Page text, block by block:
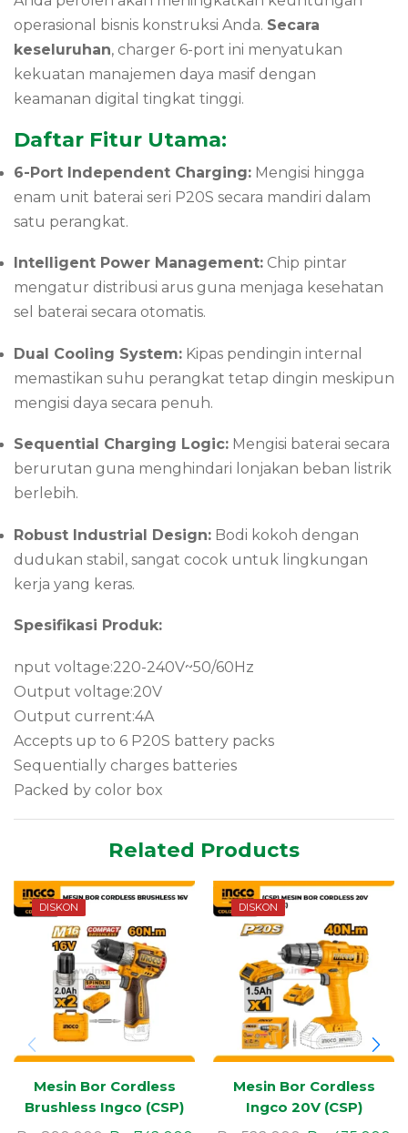
operasional bisnis konstruksi Anda. Secara
keseluruhan, charger 6-port ini menyatukan
kekuatan manajemen daya masif dengan
keamanan digital tingkat tinggi.
Daftar Fitur Utama:
6-Port Independent Charging: Mengisi hingga
enam unit baterai seri P20S secara mandiri dalam
satu perangkat.
Intelligent Power Management: Chip pintar
mengatur distribusi arus guna menjaga kesehatan
sel baterai secara otomatis.
Dual Cooling System: Kipas pendingin internal
memastikan suhu perangkat tetap dingin meskipun
mengisi daya secara penuh.
Sequential Charging Logic: Mengisi baterai secara
berurutan guna menghindari lonjakan beban listrik
berlebih.
Robust Industrial Design: Bodi kokoh dengan
dudukan stabil, sangat cocok untuk lingkungan
kerja yang keras.
Spesifikasi Produk:
nput voltage:220-240V~50/60Hz
Output voltage:20V
Output current:4A
Accepts up to 6 P20S battery packs
Sequentially charges batteries
Packed by color box
Related Products
DISKON
Mesin Bor Cordless
Brushless Ingco (CSP)
16V
DISKON
Mesin Bor Cordless
Ingco 20V (CSP)